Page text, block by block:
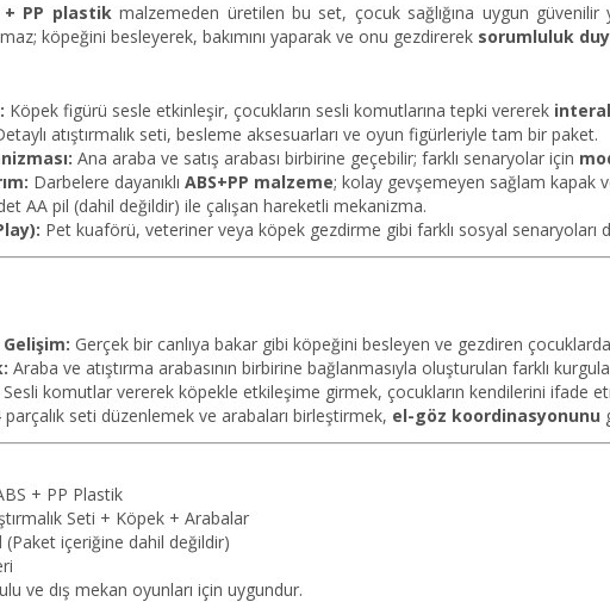
+ PP plastikmalzemeden üretilen bu set, çocuk sağlığına uygun
köpeğini besleyerek, bakımını yaparak ve onu gezdirerek sorumluluk
Köpek figürü sesle etkinleşir, çocukların sesli komutlarına tepki vererek
atıştırmalık seti, besleme aksesuarları ve oyun figürleriyle tam bir paket.
Ana araba ve satış arabası birbirine geçebilir; farklı senaryolar için
Darbelere dayanıklı ABS+PP malzeme; kolay gevşemeyen sağlam kapak
AA pil (dahil değildir) ile çalışan hareketli mekanizma.
Pet kuaförü, veteriner veya köpek gezdirme gibi farklı sosyal senaryoları
Gerçek bir canlıya bakar gibi köpeğini besleyen ve gezdiren çocuklarda
Araba ve atıştırma arabasının birbirine bağlanmasıyla oluşturulan farklı
Sesli komutlar vererek köpekle etkileşime girmek, çocukların kendilerini ifade
parçalık seti düzenlemek ve arabaları birleştirmek, el-göz koordinasyonunu
+ PP Plastik
Seti + Köpek + Arabalar
(Paket içeriğine dahil değildir)
ve dış mekan oyunları için uygundur.